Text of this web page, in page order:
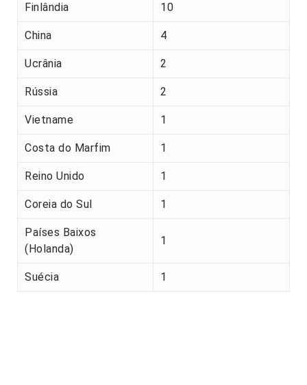
Finlândia 10
China 4
Ucrânia 2
Rússia 2
Vietname 1
Costa do Marfim 1
Reino Unido 1
Coreia do Sul 1
Países Baixos
(Holanda)
1
Suécia 1